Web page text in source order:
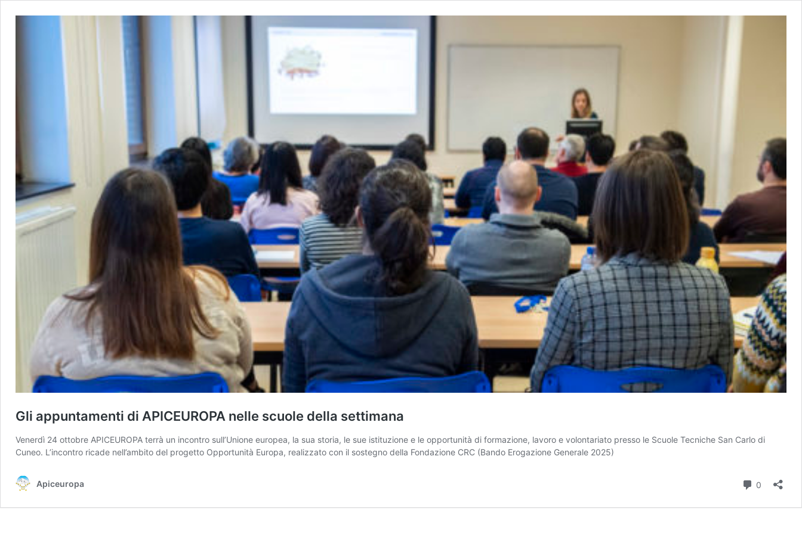
Gli appuntamenti di APICEUROPA nelle scuole della settimana
Venerdì 24 ottobre APICEUROPA terrà un incontro sull’Unione europea, la sua storia, le sue istituzione e le opportunità di formazione, lavoro e volontariato presso le Scuole Tecniche San Carlo di
Cuneo. L’incontro ricade nell’ambito del progetto Opportunità Europa, realizzato con il sostegno della Fondazione CRC (Bando Erogazione Generale 2025)
Apiceuropa 0 Commenti